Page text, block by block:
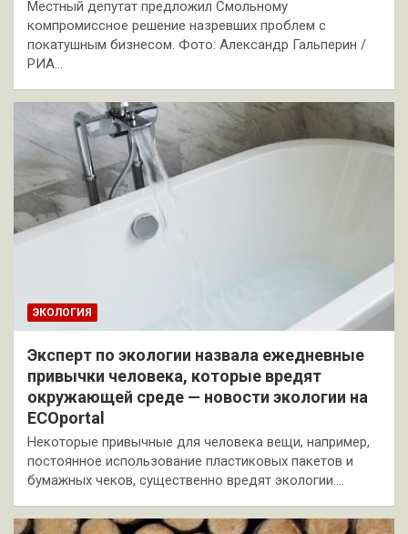
Местный депутат предложил Смольному
компромиссное решение назревших проблем с
покатушным бизнесом. Фото: Александр Гальперин /
РИА…
ЭКОЛОГИЯ
Эксперт по экологии назвала ежедневные
привычки человека, которые вредят
окружающей среде — новости экологии на
ECOportal
Некоторые привычные для человека вещи, например,
постоянное использование пластиковых пакетов и
бумажных чеков, существенно вредят экологии.…